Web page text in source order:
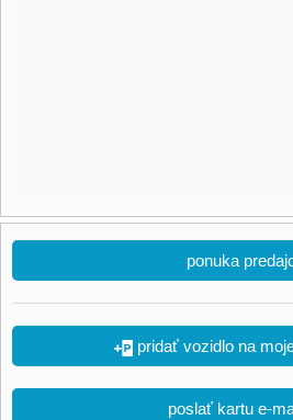
ponuka
pridať vozidlo na
poslať kartu e-